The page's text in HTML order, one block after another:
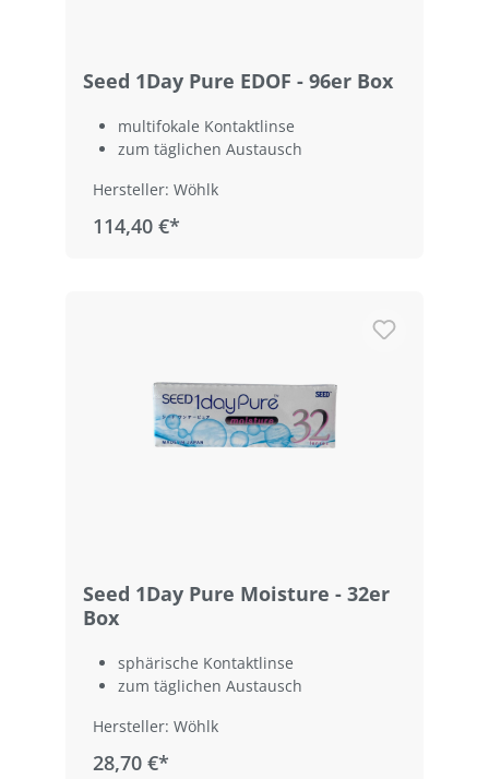
Seed 1Day Pure EDOF - 96er Box
multifokale Kontaktlinse
zum täglichen Austausch
Hersteller: Wöhlk
114,40 €*
Seed 1Day Pure Moisture - 32er
Box
sphärische Kontaktlinse
zum täglichen Austausch
Hersteller: Wöhlk
28,70 €*